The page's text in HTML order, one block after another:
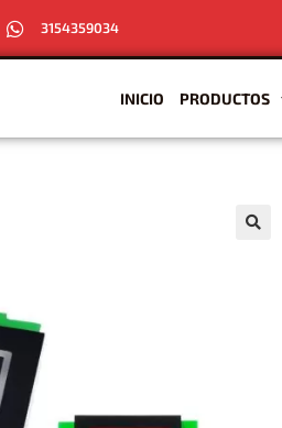
3154359034
INICIO PRODUCTOS